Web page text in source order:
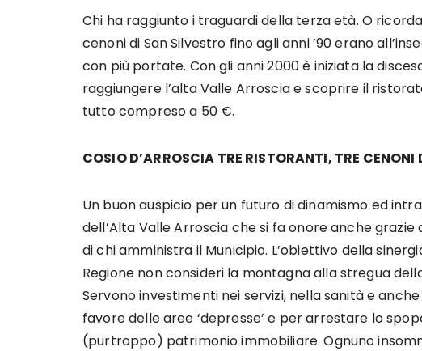
Chi ha raggiunto i traguardi della terza età. O
cenoni di San Silvestro fino agli anni ’90 erano
con più portate. Con gli anni 2000 è iniziata la
raggiungere l’alta Valle Arroscia e scoprire il
tutto compreso a 50 €.
COSIO D’ARROSCIA TRE RISTORANTI, TRE CENONI
Un buon auspicio per un futuro di dinamismo ed
dell’Alta Valle Arroscia che si fa onore anche
di chi amministra il Municipio. L’obiettivo della
Regione non consideri la montagna alla stregua
Servono investimenti nei servizi, nella sanità e
favore delle aree ‘depresse’ e per arrestare lo
(purtroppo) patrimonio immobiliare. Ognuno